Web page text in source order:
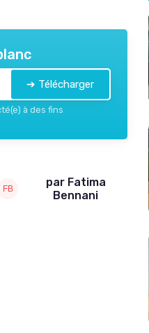
➔ Télécharger
à des fins
par Fatima
Bennani